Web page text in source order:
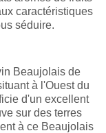
caractéristiques
séduire.
Beaujolais de
à l'Ouest du
d'un excellent
sur des terres
à ce Beaujolais